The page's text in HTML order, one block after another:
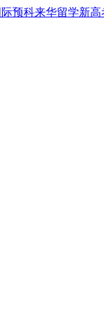
际预科来华留学新高